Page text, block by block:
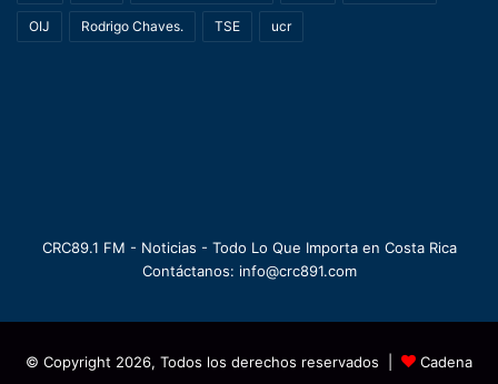
OIJ Rodrigo Chaves. TSE ucr
CRC89.1 FM - Noticias - Todo Lo Que Importa en Costa Rica
Contáctanos: info@crc891.com
© Copyright 2026, Todos los derechos reservados | Cadena